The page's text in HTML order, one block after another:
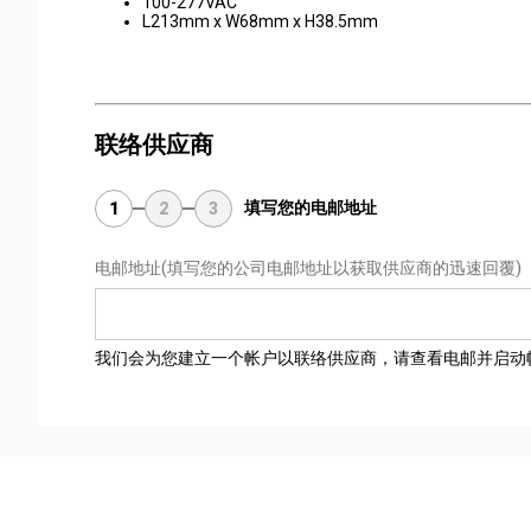
L213mm x W68mm x H38.5mm
联络供应商
1 2 3 填写您的电邮地址
电邮地址(填写您的公司电邮地址以获取供应商的迅速回覆)
我们会为您建立一个帐户以联络供应商，请查看电邮并启动